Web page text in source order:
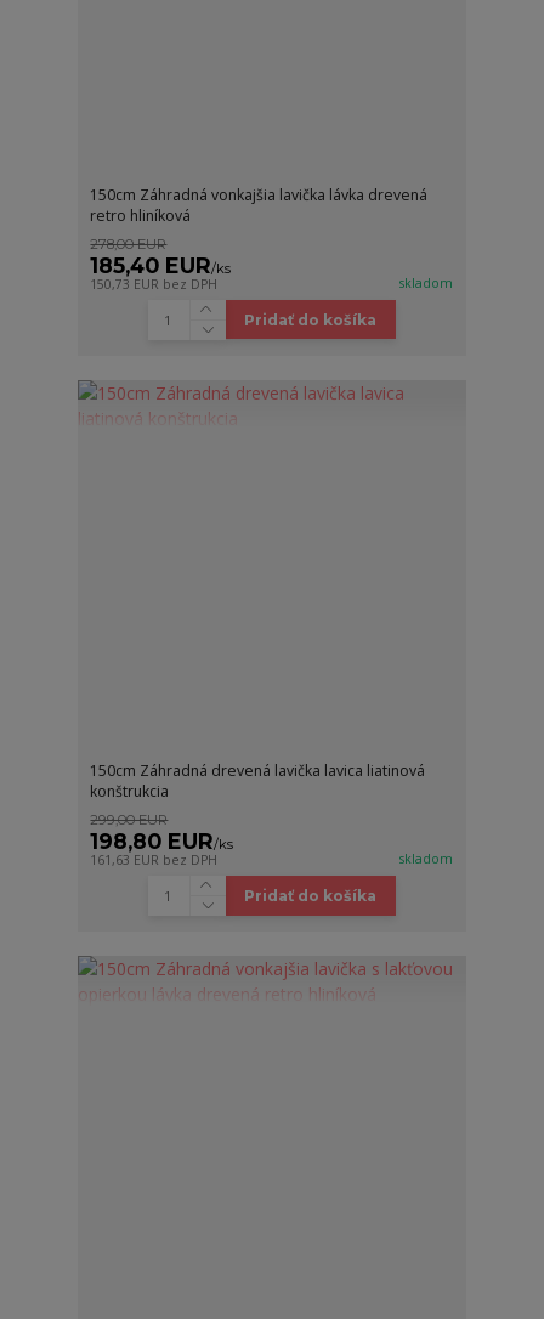
150cm Záhradná vonkajšia lavička lávka drevená
retro hliníková
278,00 EUR
185,40 EUR/ks
150,73 EUR bez DPH skladom
Pridať do košíka
150cm Záhradná drevená lavička lavica liatinová
konštrukcia
299,00 EUR
198,80 EUR/ks
161,63 EUR bez DPH skladom
Pridať do košíka